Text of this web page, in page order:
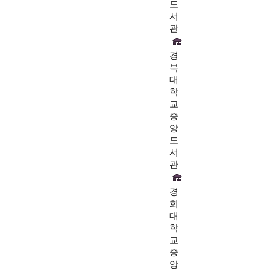
도
서
관
경
북
대
학
교
중
앙
도
서
관
경
희
대
학
교
중
앙